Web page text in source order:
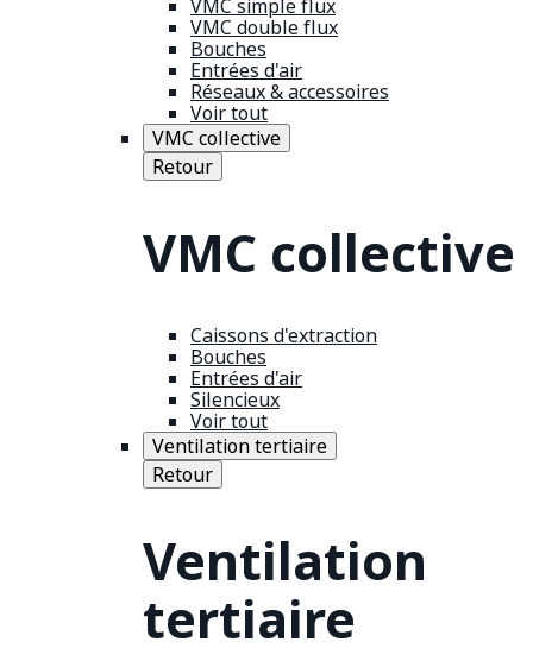
VMC simple flux
VMC double flux
Bouches
Entrées d'air
Réseaux & accessoires
Voir tout
VMC collective
Retour
VMC collective
Caissons d'extraction
Bouches
Entrées d'air
Silencieux
Voir tout
Ventilation tertiaire
Retour
Ventilation
tertiaire